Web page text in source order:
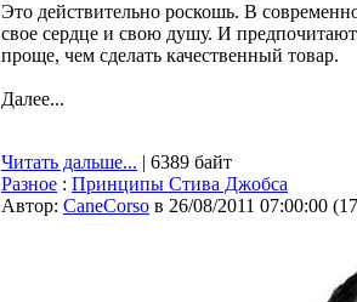
Это действительно роскошь. В
свое сердце и свою душу. И
проще, чем сделать качественный товар.
Далее...
Читать дальше... | 6389 байт
Разное : Принципы Стива Джобса
Автор: CaneCorso в 26/08/2011 07:00:00 (